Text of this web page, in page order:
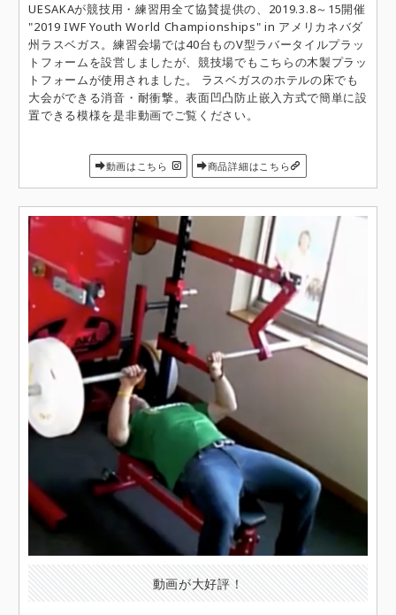
UESAKAが競技用・練習用全て協賛提供の、2019.3.8～15開催
"2019 IWF Youth World Championships" in アメリカネバダ
州ラスベガス。練習会場では40台ものV型ラバータイルプラッ
トフォームを設営しましたが、競技場でもこちらの木製プラッ
トフォームが使用されました。 ラスベガスのホテルの床でも
大会ができる消音・耐衝撃。表面凹凸防止嵌入方式で簡単に設
置できる模様を是非動画でご覧ください。
動画はこちら 商品詳細はこちら
動画が大好評！